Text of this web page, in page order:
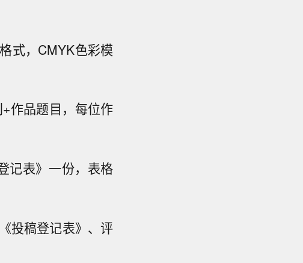
式，CMYK色彩模
作品题目，每位作
记表》一份，表格
投稿登记表》、评